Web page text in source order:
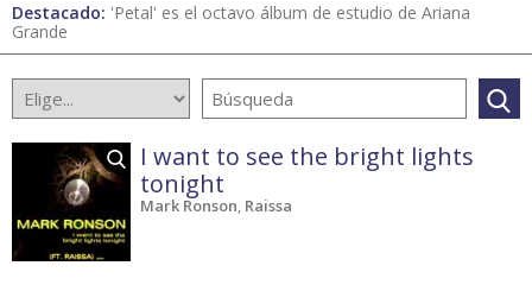
Destacado: 'Petal' es el octavo álbum de estudio de Ariana
Grande
I want to see the bright lights
tonight
Mark Ronson, Raissa